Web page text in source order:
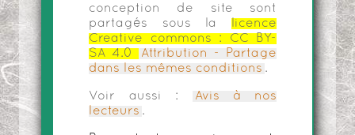
conception de site sont
partagés sous la
licence
Creative commons :
CC BY-
SA 4.0
Attribution - Partage
dans les mêmes conditions .
Voir aussi :
Avis à nos
lecteurs .